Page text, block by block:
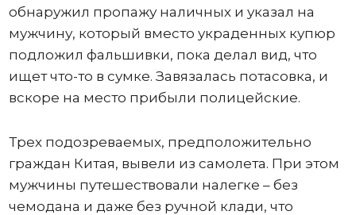
обнаружил пропажу наличных и указал на
мужчину, который вместо украденных купюр
подложил фальшивки, пока делал вид, что
ищет что-то в сумке. Завязалась потасовка, и
вскоре на место прибыли полицейские.
Трех подозреваемых, предположительно
граждан Китая, вывели из самолета. При этом
мужчины путешествовали налегке – без
чемодана и даже без ручной клади, что